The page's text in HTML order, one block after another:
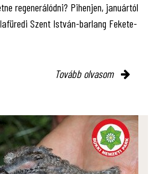
regenerálódni? Pihenjen, januártól
Szent István-barlang Fekete-
Tovább olvasom